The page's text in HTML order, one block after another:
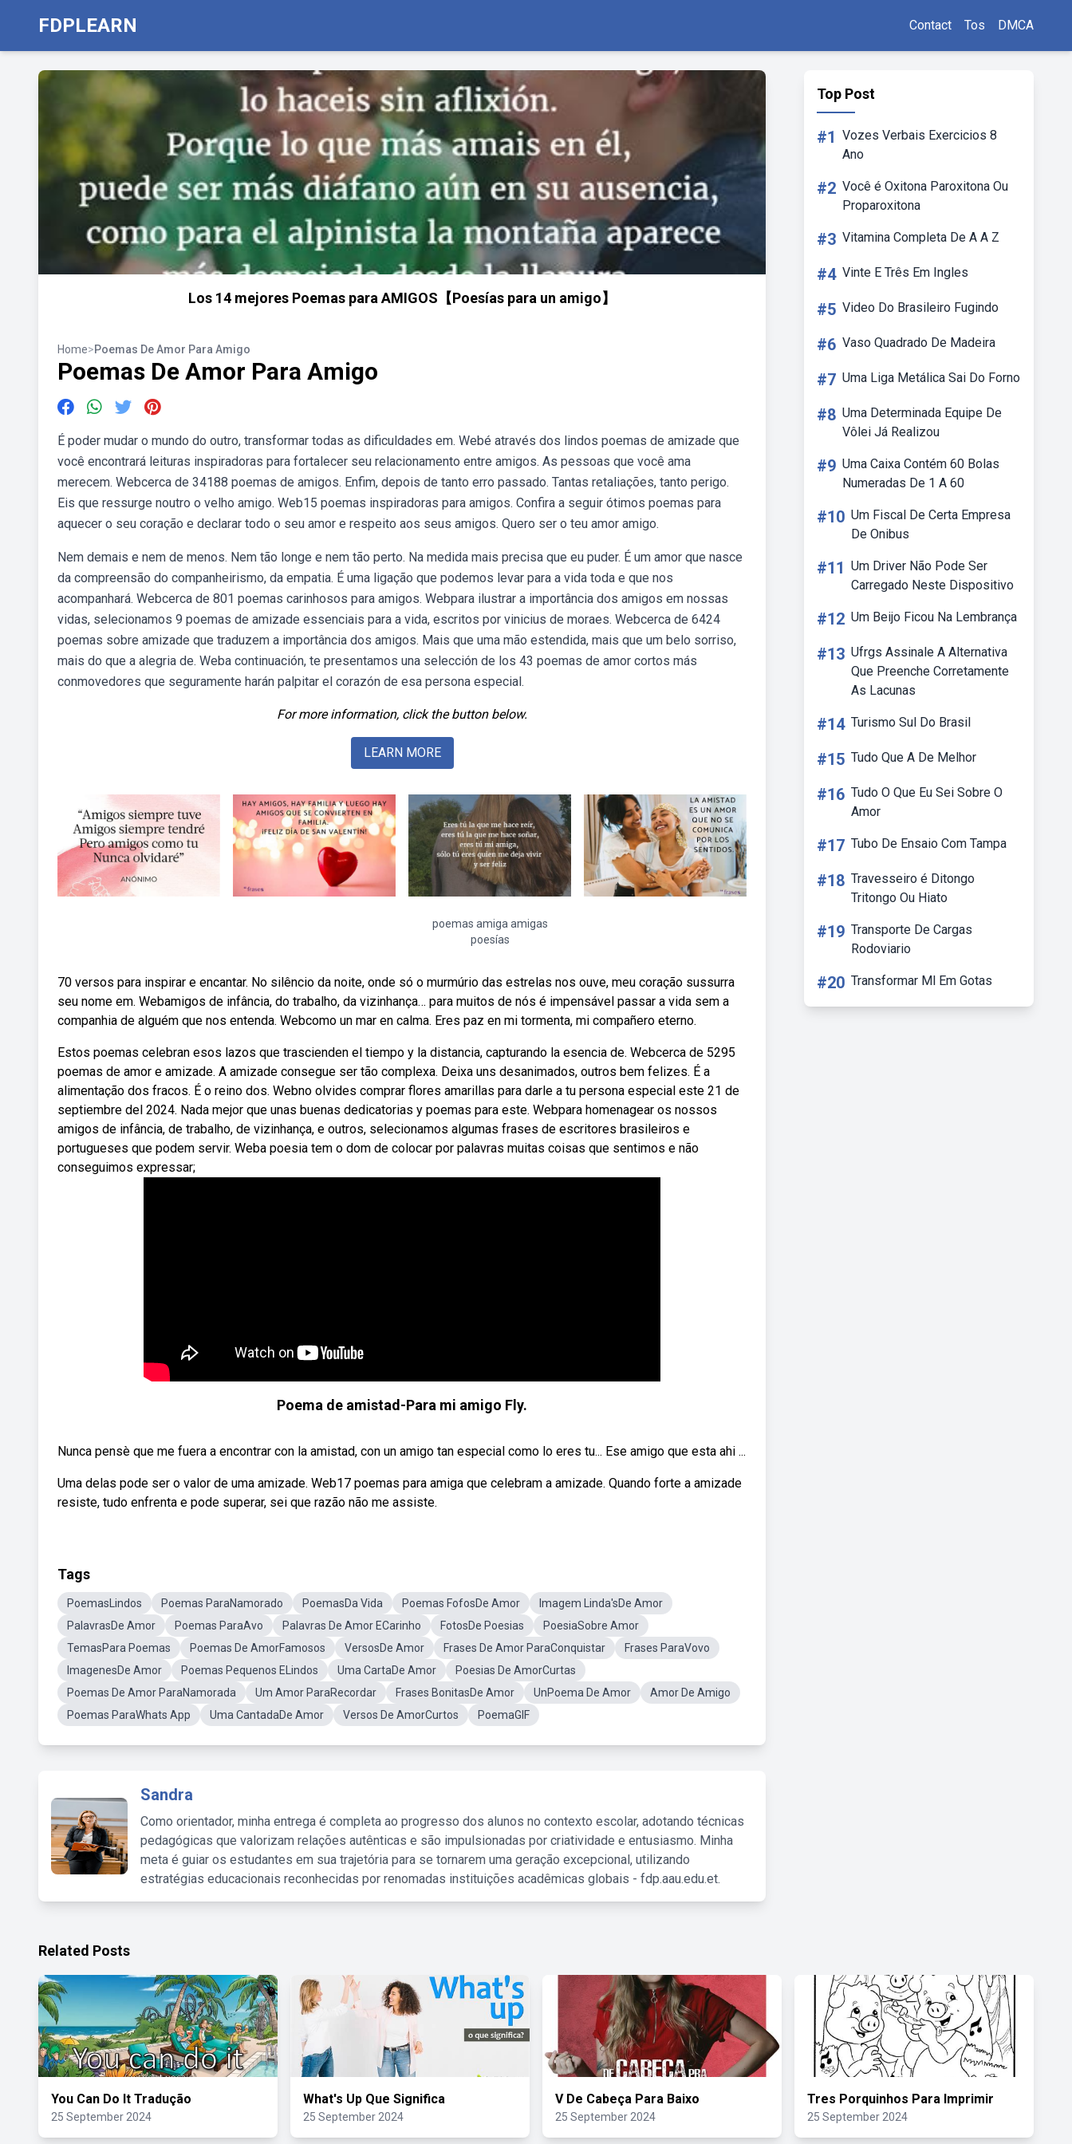
FDPLEARN Contact Tos DMCA
Los 14 mejores Poemas para AMIGOS【Poesías para un amigo】
Home>Poemas De Amor Para Amigo
Poemas De Amor Para Amigo
É poder mudar o mundo do outro, transformar todas as dificuldades em. Webé através dos lindos poemas de amizade que
você encontrará leituras inspiradoras para fortalecer seu relacionamento entre amigos. As pessoas que você ama
merecem. Webcerca de 34188 poemas de amigos. Enfim, depois de tanto erro passado. Tantas retaliações, tanto perigo.
Eis que ressurge noutro o velho amigo. Web15 poemas inspiradoras para amigos. Confira a seguir ótimos poemas para
aquecer o seu coração e declarar todo o seu amor e respeito aos seus amigos. Quero ser o teu amor amigo.
Nem demais e nem de menos. Nem tão longe e nem tão perto. Na medida mais precisa que eu puder. É um amor que nasce
da compreensão do companheirismo, da empatia. É uma ligação que podemos levar para a vida toda e que nos
acompanhará. Webcerca de 801 poemas carinhosos para amigos. Webpara ilustrar a importância dos amigos em nossas
vidas, selecionamos 9 poemas de amizade essenciais para a vida, escritos por vinicius de moraes. Webcerca de 6424
poemas sobre amizade que traduzem a importância dos amigos. Mais que uma mão estendida, mais que um belo sorriso,
mais do que a alegria de. Weba continuación, te presentamos una selección de los 43 poemas de amor cortos más
conmovedores que seguramente harán palpitar el corazón de esa persona especial.
For more information, click the button below.
LEARN MORE
poemas amiga amigas
poesías
70 versos para inspirar e encantar. No silêncio da noite, onde só o murmúrio das estrelas nos ouve, meu coração sussurra
seu nome em. Webamigos de infância, do trabalho, da vizinhança… para muitos de nós é impensável passar a vida sem a
companhia de alguém que nos entenda. Webcomo un mar en calma. Eres paz en mi tormenta, mi compañero eterno.
Estos poemas celebran esos lazos que trascienden el tiempo y la distancia, capturando la esencia de. Webcerca de 5295
poemas de amor e amizade. A amizade consegue ser tão complexa. Deixa uns desanimados, outros bem felizes. É a
alimentação dos fracos. É o reino dos. Webno olvides comprar flores amarillas para darle a tu persona especial este 21 de
septiembre del 2024. Nada mejor que unas buenas dedicatorias y poemas para este. Webpara homenagear os nossos
amigos de infância, de trabalho, de vizinhança, e outros, selecionamos algumas frases de escritores brasileiros e
portugueses que podem servir. Weba poesia tem o dom de colocar por palavras muitas coisas que sentimos e não
conseguimos expressar;
Poema de amistad-Para mi amigo Fly.
Nunca pensè que me fuera a encontrar con la amistad, con un amigo tan especial como lo eres tu... Ese amigo que esta ahi ...
Uma delas pode ser o valor de uma amizade. Web17 poemas para amiga que celebram a amizade. Quando forte a amizade
resiste, tudo enfrenta e pode superar, sei que razão não me assiste.
Tags
PoemasLindos Poemas ParaNamorado PoemasDa Vida Poemas FofosDe Amor
Imagem Linda'sDe Amor
PalavrasDe Amor
Poemas ParaAvo Palavras De Amor ECarinho FotosDe Poesias
PoesiaSobre Amor
TemasPara Poemas
Poemas De AmorFamosos VersosDe Amor Frases De Amor ParaConquistar
Frases ParaVovo
ImagenesDe Amor
Poemas Pequenos ELindos Uma CartaDe Amor
Poesias De AmorCurtas
Poemas De Amor ParaNamorada
Um Amor ParaRecordar Frases BonitasDe Amor UnPoema De Amor
Amor De Amigo
Poemas ParaWhats App
Uma CantadaDe Amor Versos De AmorCurtos PoemaGIF
Sandra
Como orientador, minha entrega é completa ao progresso dos alunos no contexto escolar, adotando técnicas
pedagógicas que valorizam relações autênticas e são impulsionadas por criatividade e entusiasmo. Minha
meta é guiar os estudantes em sua trajetória para se tornarem uma geração excepcional, utilizando
estratégias educacionais reconhecidas por renomadas instituições acadêmicas globais - fdp.aau.edu.et.
Top Post
#1 Vozes Verbais Exercicios 8
Ano
#2 Você é Oxitona Paroxitona Ou
Proparoxitona
#3 Vitamina Completa De A A Z
#4 Vinte E Três Em Ingles
#5 Video Do Brasileiro Fugindo
#6 Vaso Quadrado De Madeira
#7 Uma Liga Metálica Sai Do Forno
#8 Uma Determinada Equipe De
Vôlei Já Realizou
#9 Uma Caixa Contém 60 Bolas
Numeradas De 1 A 60
#10 Um Fiscal De Certa Empresa
De Onibus
#11 Um Driver Não Pode Ser
Carregado Neste Dispositivo
#12 Um Beijo Ficou Na Lembrança
#13 Ufrgs Assinale A Alternativa
Que Preenche Corretamente
As Lacunas
#14 Turismo Sul Do Brasil
#15 Tudo Que A De Melhor
#16 Tudo O Que Eu Sei Sobre O
Amor
#17 Tubo De Ensaio Com Tampa
#18 Travesseiro é Ditongo
Tritongo Ou Hiato
#19 Transporte De Cargas
Rodoviario
#20 Transformar Ml Em Gotas
Related Posts
You Can Do It Tradução
25 September 2024
What's Up Que Significa
25 September 2024
V De Cabeça Para Baixo
25 September 2024
Tres Porquinhos Para Imprimir
25 September 2024